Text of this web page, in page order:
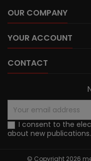
OUR COMPANY
YOUR ACCOUNT
CONTACT
I consent to the
about new publications.
© Copyright 2026